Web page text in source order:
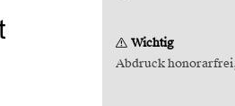
Wichtig
Abdruck